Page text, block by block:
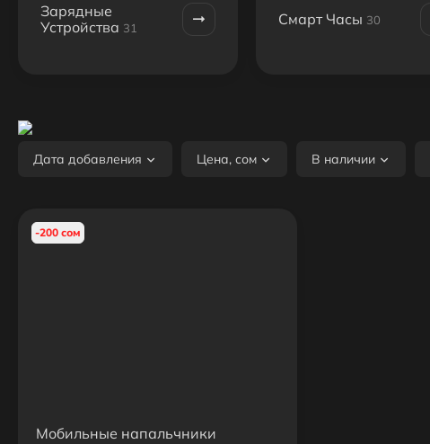
Зарядные
Устройства 31 Смарт Часы 30
Дата добавления Цена, сом В наличии
-200 сом
Мобильные напальчники